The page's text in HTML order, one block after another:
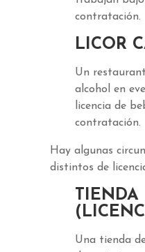
contratación.
LICOR
Un
alcohol en
licencia de
contratación.
Hay algunas
distintos de
Una tienda